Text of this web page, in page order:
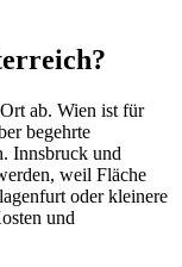
ab. Wien ist für
begehrte
Innsbruck und
weil Fläche
oder kleinere
und